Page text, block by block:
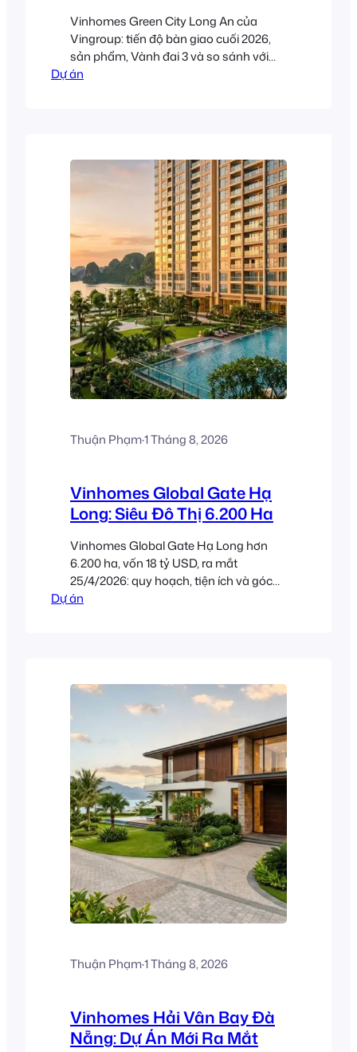
Vinhomes Green City Long An của
Vingroup: tiến độ bàn giao cuối 2026,
sản phẩm, Vành đai 3 và so sánh với
Vinhomes Hóc Môn.
Dự án
Thuận Phạm·1 Tháng 8, 2026
Vinhomes Global Gate Hạ
Long: Siêu Đô Thị 6.200 Ha
Vinhomes Global Gate Hạ Long hơn
6.200 ha, vốn 18 tỷ USD, ra mắt
25/4/2026: quy hoạch, tiện ích và góc
nhìn đầu tư.
Dự án
Thuận Phạm·1 Tháng 8, 2026
Vinhomes Hải Vân Bay Đà
Nẵng: Dự Án Mới Ra Mắt